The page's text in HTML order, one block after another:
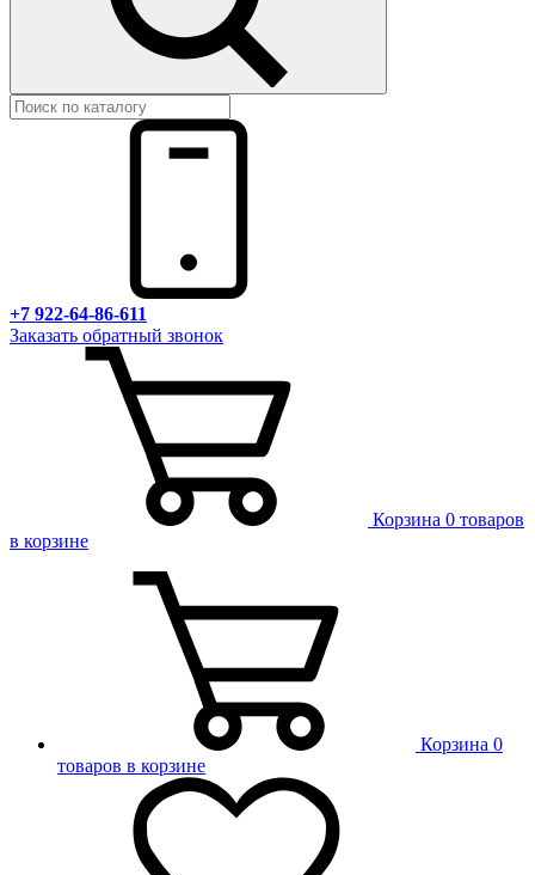
+7 922-64-86-611
Заказать обратный звонок
Корзина 0 товаров
в корзине
Корзина 0
товаров в корзине